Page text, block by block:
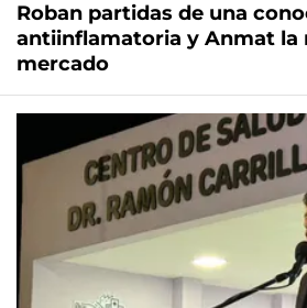
Roban partidas de una
antiinflamatoria y Anmat la
mercado